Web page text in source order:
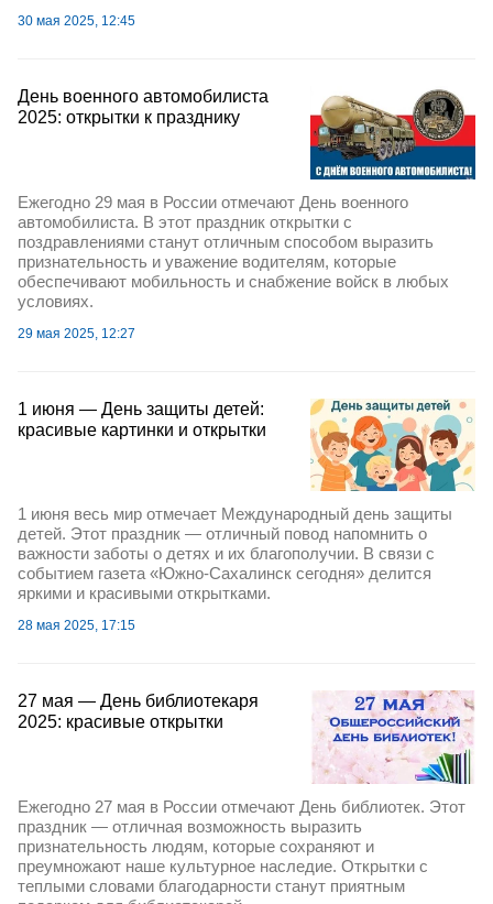
30 мая 2025, 12:45
День военного автомобилиста
2025: открытки к празднику
Ежегодно 29 мая в России отмечают День военного
автомобилиста. В этот праздник открытки с
поздравлениями станут отличным способом выразить
признательность и уважение водителям, которые
обеспечивают мобильность и снабжение войск в любых
условиях.
29 мая 2025, 12:27
1 июня — День защиты детей:
красивые картинки и открытки
1 июня весь мир отмечает Международный день защиты
детей. Этот праздник — отличный повод напомнить о
важности заботы о детях и их благополучии. В связи с
событием газета «Южно-Сахалинск сегодня» делится
яркими и красивыми открытками.
28 мая 2025, 17:15
27 мая — День библиотекаря
2025: красивые открытки
Ежегодно 27 мая в России отмечают День библиотек. Этот
праздник — отличная возможность выразить
признательность людям, которые сохраняют и
преумножают наше культурное наследие. Открытки с
теплыми словами благодарности станут приятным